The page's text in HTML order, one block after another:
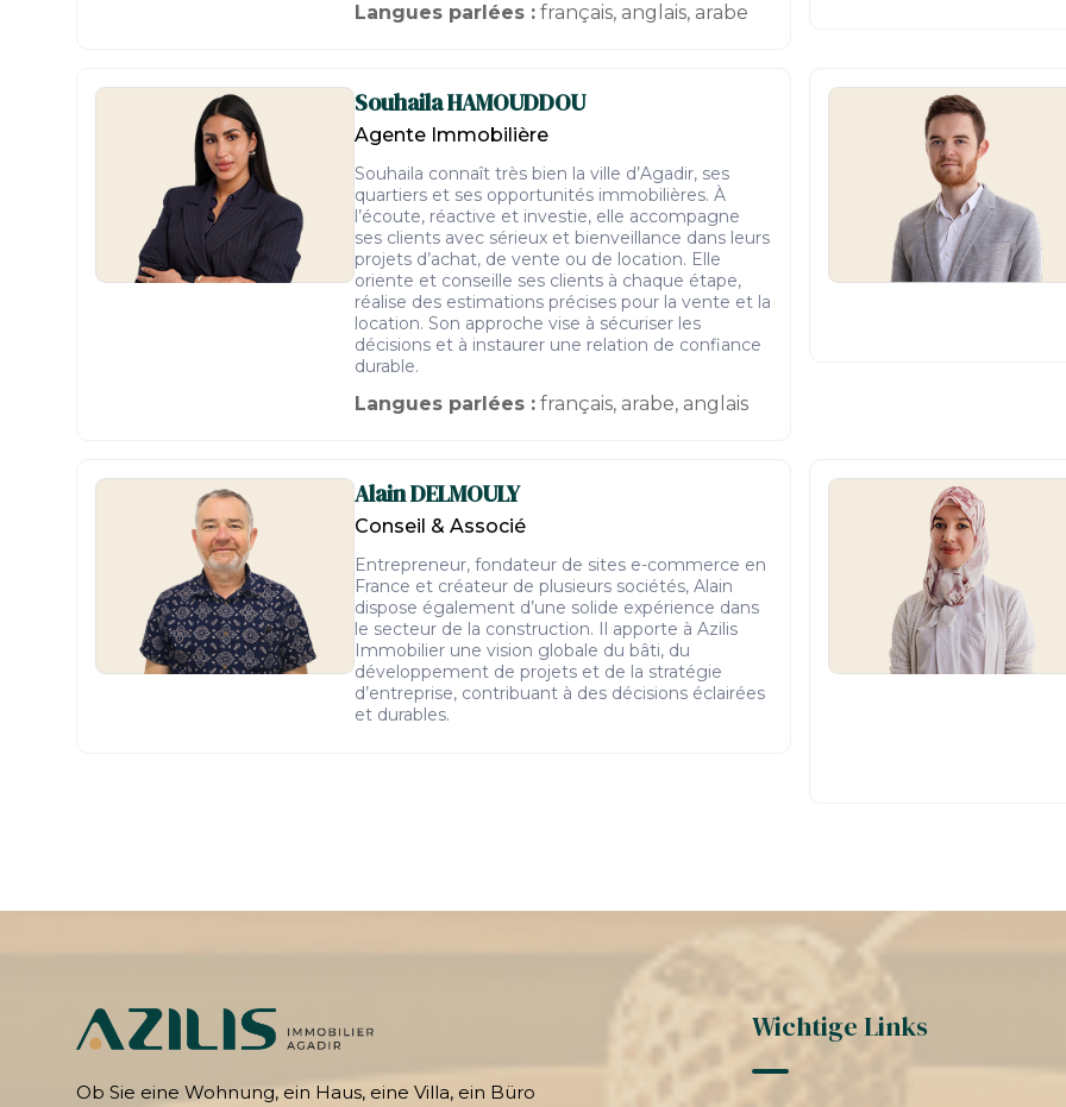
Langues parlées : français, anglais, arabe
SouhailaHAMOUDDOU
Agente Immobilière
Souhaila connaît très bien la ville d’Agadir, ses
quartiers et ses opportunités immobilières. À
l’écoute, réactive et investie, elle accompagne
ses clients avec sérieux et bienveillance dans leurs
projets d’achat, de vente ou de location. Elle
oriente et conseille ses clients à chaque étape,
réalise des estimations précises pour la vente et la
location. Son approche vise à sécuriser les
décisions et à instaurer une relation de confiance
durable.
Langues parlées : français, arabe, anglais
AlainDELMOULY
Conseil & Associé
Entrepreneur, fondateur de sites e-commerce en
France et créateur de plusieurs sociétés, Alain
dispose également d’une solide expérience dans
le secteur de la construction. Il apporte à Azilis
Immobilier une vision globale du bâti, du
développement de projets et de la stratégie
d’entreprise, contribuant à des décisions éclairées
et durables.
Ob Sie eine Wohnung, ein Haus, eine Villa, ein Büro
Wichtige Links